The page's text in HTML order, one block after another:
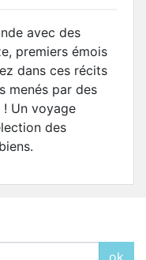
avec des
premiers émois
dans ces récits
menés par des
! Un voyage
des
ok